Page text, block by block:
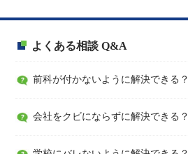
よくある相談 Q&A
前科が付かないように解決できる？
会社をクビにならずに解決できる？